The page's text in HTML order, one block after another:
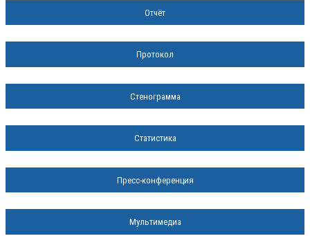
Отчёт
Протокол
Стенограмма
Статистика
Пресс-конференция
Мультимедиа